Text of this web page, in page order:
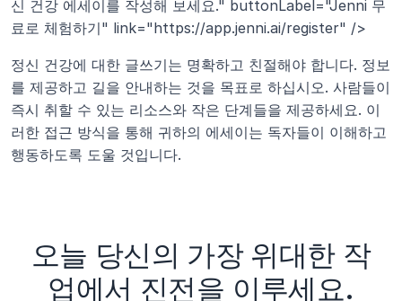
신 건강 에세이를 작성해 보세요." buttonLabel="Jenni 무
료로 체험하기" link="https://app.jenni.ai/register" />
정신 건강에 대한 글쓰기는 명확하고 친절해야 합니다. 정보
를 제공하고 길을 안내하는 것을 목표로 하십시오. 사람들이
즉시 취할 수 있는 리소스와 작은 단계들을 제공하세요. 이
러한 접근 방식을 통해 귀하의 에세이는 독자들이 이해하고
행동하도록 도울 것입니다.
오늘 당신의 가장 위대한 작
업에서 진전을 이루세요.